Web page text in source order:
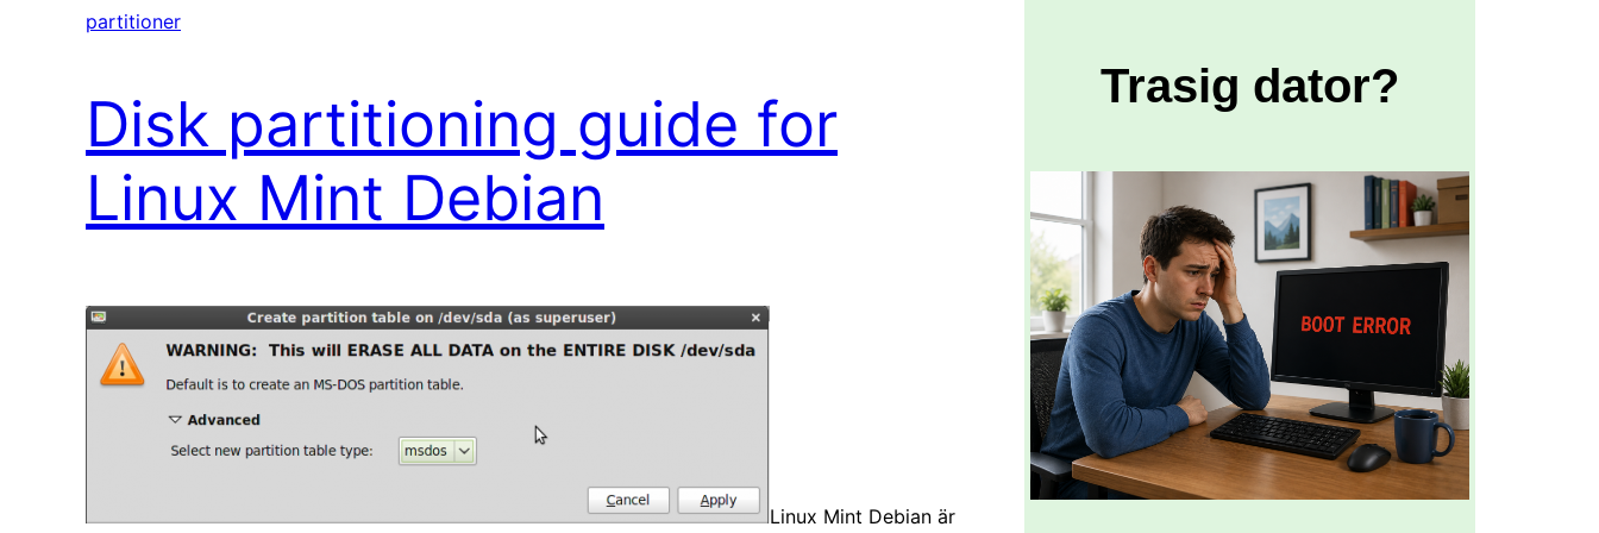
partitioner
Disk partitioning guide for
Linux Mint Debian
Linux Mint Debian är
Trasig dator?